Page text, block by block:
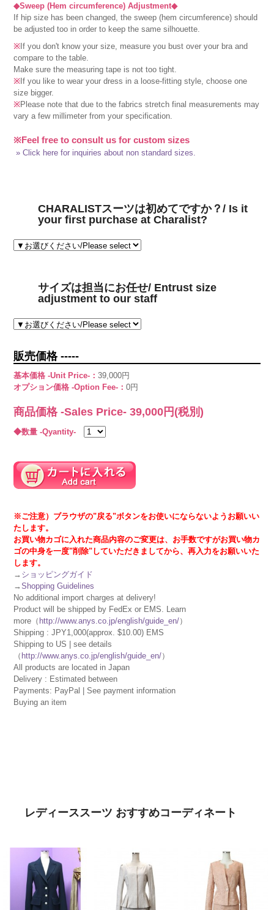
◆Sweep (Hem circumference) Adjustment◆
If hip size has been changed, the sweep (hem circumference) should
be adjusted too in order to keep the same silhouette.
※ If you don't know your size, measure you bust over your bra and
compare to the table.
Make sure the measuring tape is not too tight.
※ If you like to wear your dress in a loose-fitting style, choose one
size bigger.
※Please note that due to the fabrics stretch final measurements may
vary a few millimeter from your specification.
※Feel free to consult us for custom sizes
» Click here for inquiries about non standard sizes.
CHARALISTスーツは初めてですか？/ Is it
your first purchase at Charalist?
サイズは担当にお任せ/ Entrust size
adjustment to our staff
販売価格 -----
基本価格 -Unit Price-：39,000円
オプション価格 -Option Fee-：0円
商品価格 -Sales Price-39,000 円(税別)
◆数量 -Qyantity-
※ご注意）ブラウザの"戻る"ボタンをお使いにならないようお願いい
たします。
お買い物カゴに入れた商品内容のご変更は、お手数ですがお買い物カ
ゴの中身を一度"削除"していただきましてから、再入力をお願いいた
します。
→ ショッピングガイド
→Shopping Guidelines
No additional import charges at delivery!
Product will be shipped by FedEx or EMS. Learn
more（ http://www.anys.co.jp/english/guide_en/）
Shipping : JPY1,000(approx. $10.00) EMS
Shipping to US | see details
（ http://www.anys.co.jp/english/guide_en/）
All products are located in Japan
Delivery : Estimated between
Payments: PayPal | See payment information
Buying an item
レディーススーツ おすすめコーディネート